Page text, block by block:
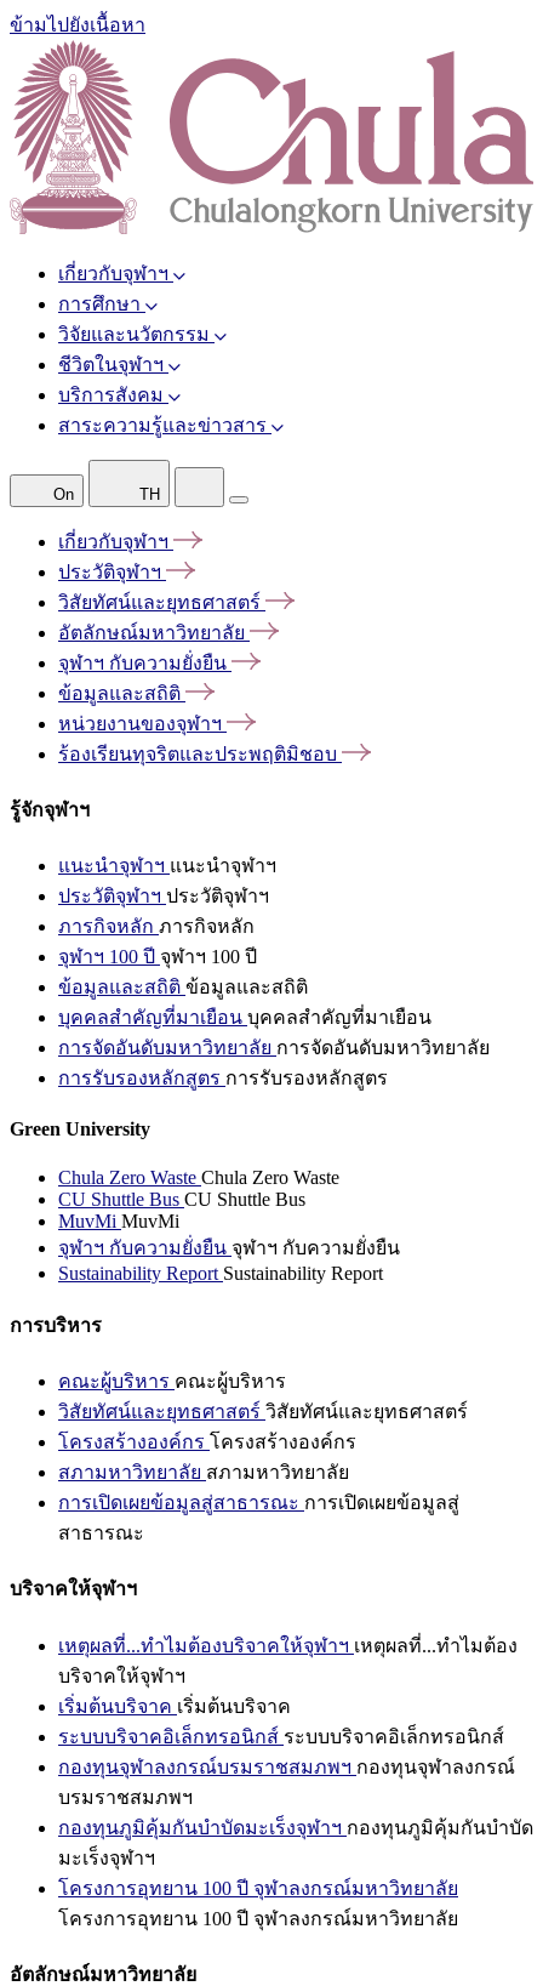
ข้ามไปยังเนื้อหา
เกี่ยวกับจุฬาฯ
การศึกษา
วิจัยและนวัตกรรม
ชีวิตในจุฬาฯ
บริการสังคม
สาระความรู้และข่าวสาร
On TH
เกี่ยวกับจุฬาฯ
ประวัติจุฬาฯ
วิสัยทัศน์และยุทธศาสตร์
อัตลักษณ์มหาวิทยาลัย
จุฬาฯ กับความยั่งยืน
ข้อมูลและสถิติ
หน่วยงานของจุฬาฯ
ร้องเรียนทุจริตและประพฤติมิชอบ
รู้จักจุฬาฯ
แนะนำจุฬาฯ แนะนำจุฬาฯ
ประวัติจุฬาฯ ประวัติจุฬาฯ
ภารกิจหลัก ภารกิจหลัก
จุฬาฯ 100 ปี จุฬาฯ 100 ปี
ข้อมูลและสถิติ ข้อมูลและสถิติ
บุคคลสำคัญที่มาเยือน บุคคลสำคัญที่มาเยือน
การจัดอันดับมหาวิทยาลัย การจัดอันดับมหาวิทยาลัย
การรับรองหลักสูตร การรับรองหลักสูตร
Green University
Chula Zero Waste Chula Zero Waste
CU Shuttle Bus CU Shuttle Bus
MuvMi MuvMi
จุฬาฯ กับความยั่งยืน จุฬาฯ กับความยั่งยืน
Sustainability Report Sustainability Report
การบริหาร
คณะผู้บริหาร คณะผู้บริหาร
วิสัยทัศน์และยุทธศาสตร์ วิสัยทัศน์และยุทธศาสตร์
โครงสร้างองค์กร โครงสร้างองค์กร
สภามหาวิทยาลัย สภามหาวิทยาลัย
การเปิดเผยข้อมูลสู่สาธารณะ การเปิดเผยข้อมูลสู่
สาธารณะ
บริจาคให้จุฬาฯ
เหตุผลที่...ทำไมต้องบริจาคให้จุฬาฯ เหตุผลที่...ทำไมต้อง
บริจาคให้จุฬาฯ
เริ่มต้นบริจาค เริ่มต้นบริจาค
ระบบบริจาคอิเล็กทรอนิกส์ ระบบบริจาคอิเล็กทรอนิกส์
กองทุนจุฬาลงกรณ์บรมราชสมภพฯ กองทุนจุฬาลงกรณ์
บรมราชสมภพฯ
กองทุนภูมิคุ้มกันบำบัดมะเร็งจุฬาฯ กองทุนภูมิคุ้มกันบำบัด
มะเร็งจุฬาฯ
โครงการอุทยาน 100 ปี จุฬาลงกรณ์มหาวิทยาลัย
โครงการอุทยาน 100 ปี จุฬาลงกรณ์มหาวิทยาลัย
อัตลักษณ์มหาวิทยาลัย